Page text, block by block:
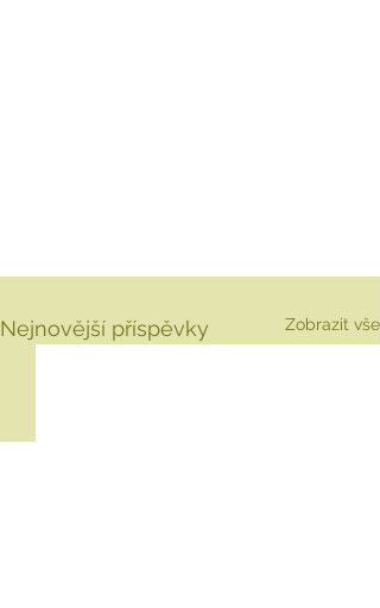
Nejnovější příspěvky Zobrazit vše